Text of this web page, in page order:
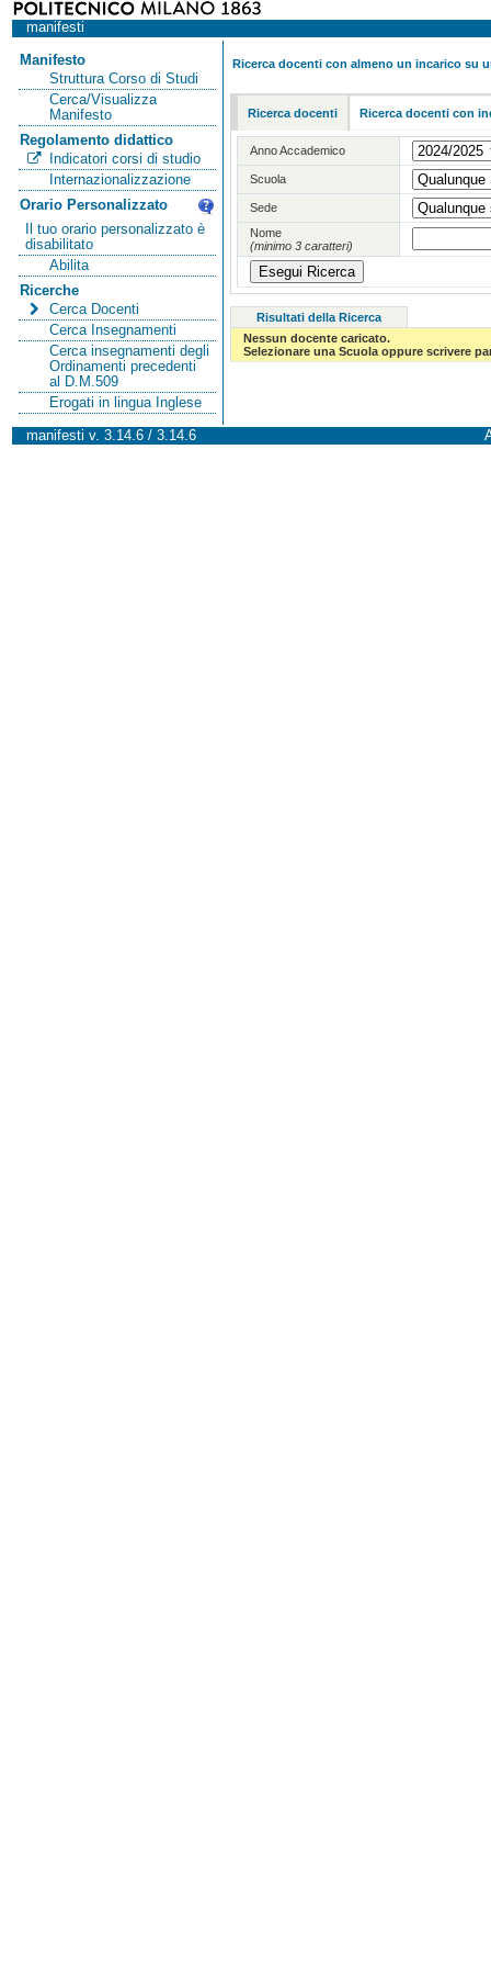
manifesti
Manifesto
Struttura Corso di Studi
Cerca/Visualizza
Manifesto
Regolamento didattico
Indicatori corsi di studio
Internazionalizzazione
Orario Personalizzato
Il tuo orario personalizzato è
disabilitato
Abilita
Ricerche
Cerca Docenti
Cerca Insegnamenti
Cerca insegnamenti degli
Ordinamenti precedenti
al D.M.509
Erogati in lingua Inglese
Ricerca docenti con almeno un incarico su
Ricerca docenti Ricerca docenti con
Anno Accademico
Scuola
Sede
Nome
(minimo 3 caratteri)
Risultati della Ricerca
Nessun docente caricato.
Selezionare una Scuola oppure scrivere
manifesti v. 3.14.6 / 3.14.6